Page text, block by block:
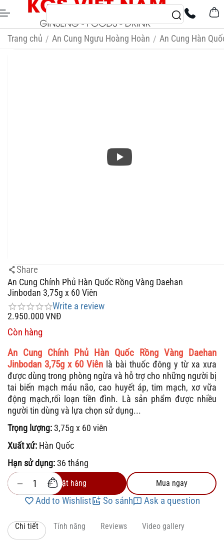
Trang chủ / An Cung Ngưu Hoàng Hoàn / An Cung Hàn
Share
An Cung Chính Phủ Hàn Quốc Rồng Vàng Daehan
Jinbodan 3,75g x 60 Viên
Write a review
2.950.000VNĐ
Còn hàng
An Cung Chính Phủ Hàn Quốc Rồng Vàng Daehan
Jinbodan 3,75g x 60 Viên là bài thuốc đông y từ xa xưa
được dùng trong phòng ngừa và hỗ trợ cho những người bị
tai biến mạch máu não, cao huyết áp, tim mạch, xơ vữa
động mạch,rối loạn tiền đình. Là sản phẩm được nhiều
người tin dùng và lựa chọn sử dụng...
Trọng lượng: 3,75g x 60 viên
Xuất xứ: Hàn Quốc
Hạn sử dụng: 36 tháng
+
− Đặt hàng Mua ngay
Add to Wishlist So sánh Ask a question
Chi tiết Tính năng Reviews Video gallery